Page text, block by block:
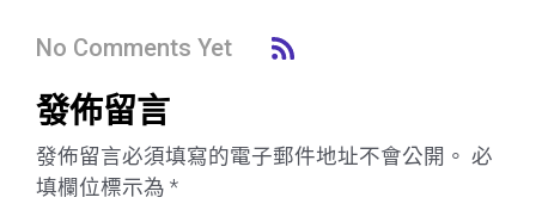
No Comments Yet
發佈留言
發佈留言必須填寫的電子郵件地址不會公開。 必
填欄位標示為 *